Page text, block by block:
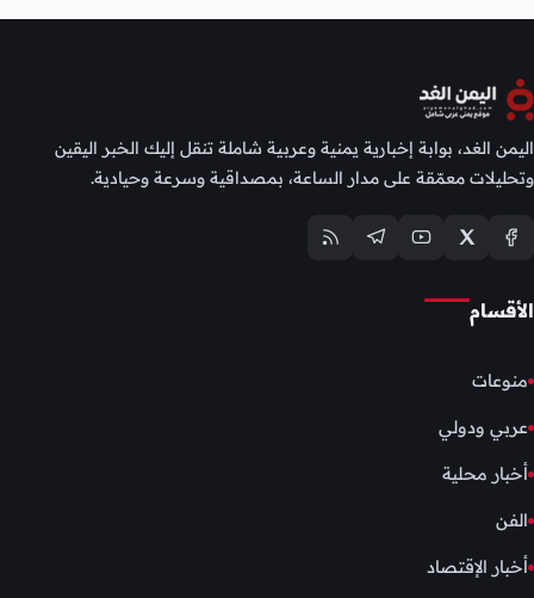
اليمن الغد، بوابة إخبارية يمنية وعربية شاملة تنقل إليك الخبر اليقين
وتحليلات معمّقة على مدار الساعة، بمصداقية وسرعة وحيادية.
الأقسام
منوعات
عربي ودولي
أخبار محلية
الفن
أخبار الإقتصاد